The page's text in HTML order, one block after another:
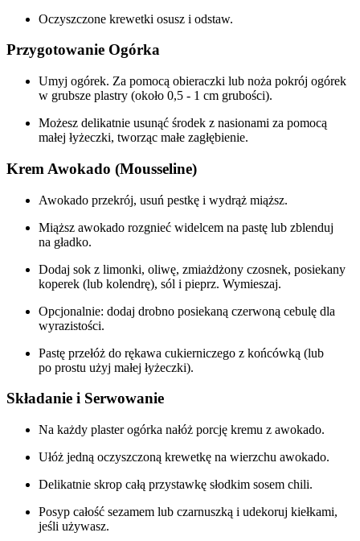
Oczyszczone krewetki osusz i odstaw.
Przygotowanie Ogórka
Umyj ogórek. Za pomocą obieraczki lub noża pokrój ogórek
w grubsze plastry (około 0,5 - 1 cm grubości).
Możesz delikatnie usunąć środek z nasionami za pomocą
małej łyżeczki, tworząc małe zagłębienie.
Krem Awokado (Mousseline)
Awokado przekrój, usuń pestkę i wydrąż miąższ.
Miąższ awokado rozgnieć widelcem na pastę lub zblenduj
na gładko.
Dodaj sok z limonki, oliwę, zmiażdżony czosnek, posiekany
koperek (lub kolendrę), sól i pieprz. Wymieszaj.
Opcjonalnie: dodaj drobno posiekaną czerwoną cebulę dla
wyrazistości.
Pastę przełóż do rękawa cukierniczego z końcówką (lub
po prostu użyj małej łyżeczki).
Składanie i Serwowanie
Na każdy plaster ogórka nałóż porcję kremu z awokado.
Ułóż jedną oczyszczoną krewetkę na wierzchu awokado.
Delikatnie skrop całą przystawkę słodkim sosem chili.
Posyp całość sezamem lub czarnuszką i udekoruj kiełkami,
jeśli używasz.